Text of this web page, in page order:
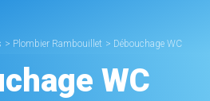
> Plombier Rambouillet > Débouchage WC
WC